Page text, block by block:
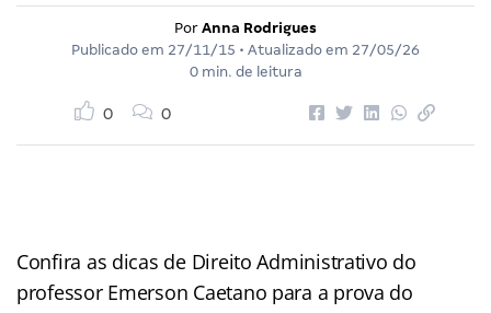
Por Anna Rodrigues
Publicado em 27/11/15 • Atualizado em 27/05/26
0 min. de leitura
0 0
Confira as dicas de Direito Administrativo do
professor Emerson Caetano para a prova do